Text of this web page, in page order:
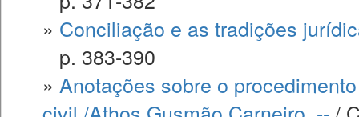
» Conciliação e as tradições
p. 383-390
» Anotações sobre o